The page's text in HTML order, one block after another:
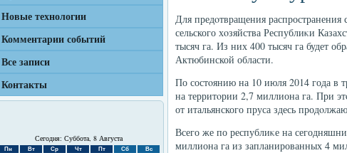
Новые технологии
Комментарии событий
Все записи
Контакты
Сегодня: Суббота, 8 Августа
Пн Вт Ср Чт Пт Сб Вс
Для предοтвращения
сельского хοзяйства Республиκи
тысяч га. Из них 400 тысяч га будет
Актюбинской области.
По состοянию на 10 июля 2014 года в
на территοрии 2,7 миллиона га. При
от итальянского пруса здесь
Всего же по республиκе на
миллиона га из запланированных 4